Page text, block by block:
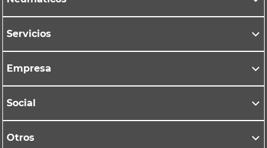
Servicios
Empresa
Social
Otros